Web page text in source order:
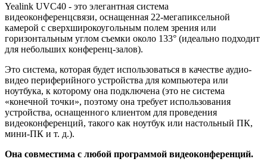
Yealink UVC40 - это элегантная система
видеоконференцсвязи, оснащенная 22-мегапиксельной
камерой с сверхширокоугольным полем зрения или
горизонтальным углом съемки около 133° (идеально подходит
для небольших конференц-залов).
Это система, которая будет использоваться в качестве аудио-
видео периферийного устройства для компьютера или
ноутбука, к которому она подключена (это не система
«конечной точки», поэтому она требует использования
устройства, оснащенного клиентом для проведения
видеоконференций, такого как ноутбук или настольный ПК,
мини-ПК и т. д.).
Она совместима с любой программой видеоконференций.